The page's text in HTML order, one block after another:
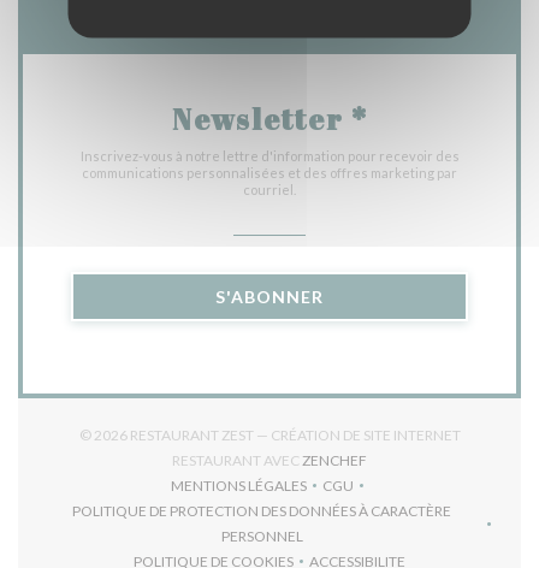
Newsletter *
Inscrivez-vous à notre lettre d'information pour recevoir des
communications personnalisées et des offres marketing par
courriel.
S'ABONNER
© 2026 RESTAURANT ZEST — CRÉATION DE SITE INTERNET
RESTAURANT AVEC ZENCHEF
MENTIONS LÉGALES
((OUVRE UNE NOUVELLE FENÊTRE))
CGU
((OUVRE UNE NOUVELLE
POLITIQUE DE PROTECTION DES DONNÉES À CARACTÈRE
PERSONNEL((OUVRE UNE NOUVELLE FENÊTRE))
POLITIQUE DE COOKIES
ACCESSIBILITE